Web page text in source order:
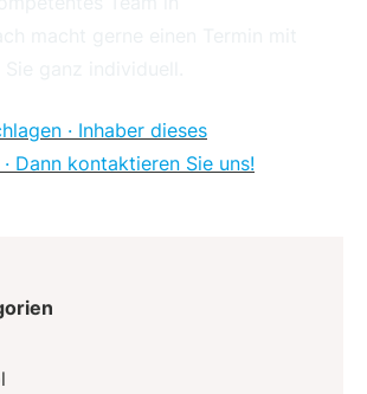
· Inhaber dieses
Dann kontaktieren Sie uns!